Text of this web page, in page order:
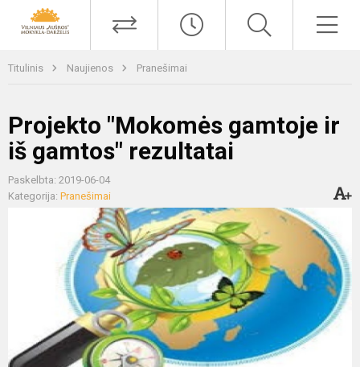
Titulinis Naujienos Pranešimai
Projekto "Mokomės gamtoje ir
iš gamtos" rezultatai
Paskelbta: 2019-06-04
Kategorija: Pranešimai